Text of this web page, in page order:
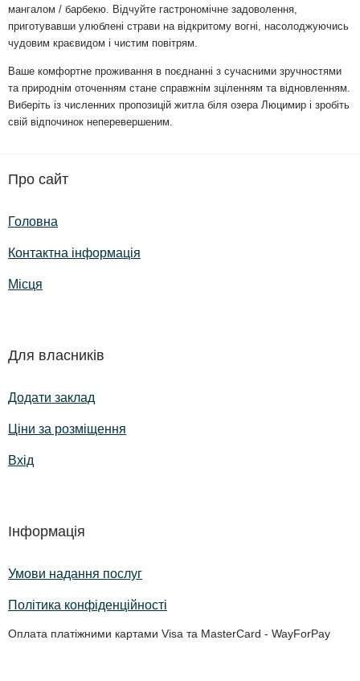
мангалом / барбекю. Відчуйте гастрономічне задоволення,
приготувавши улюблені страви на відкритому вогні, насолоджуючись
чудовим краєвидом і чистим повітрям.
Ваше комфортне проживання в поєднанні з сучасними зручностями
та природнім оточенням стане справжнім зціленням та відновленням.
Виберіть із численних пропозицій житла біля озера Люцимир і зробіть
свій відпочинок неперевершеним.
Про сайт
Головна
Контактна інформація
Місця
Для власників
Додати заклад
Ціни за розміщення
Вхід
Інформація
Умови надання послуг
Політика конфіденційності
Оплата платіжними картами Visa та MasterCard - WayForPay